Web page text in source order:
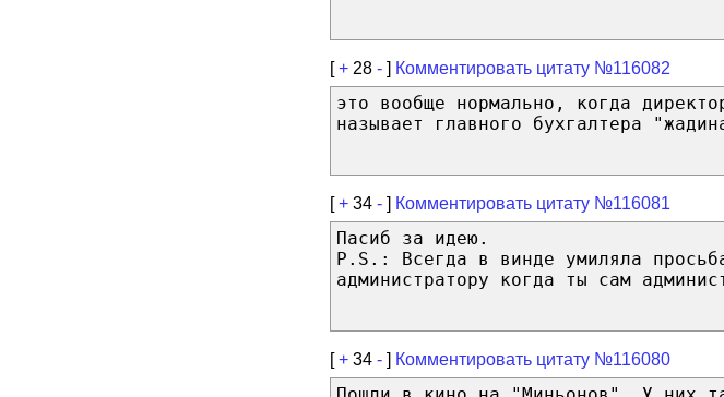
[+ 28 - ] Комментировать цитату №116082
это вообще нормально, когда
называет главного бухгалтера
[+ 34 - ] Комментировать цитату №116081
Пасиб за идею.
P.S.: Всегда в винде умиляла
администратору когда ты сам
[+ 34 - ] Комментировать цитату №116080